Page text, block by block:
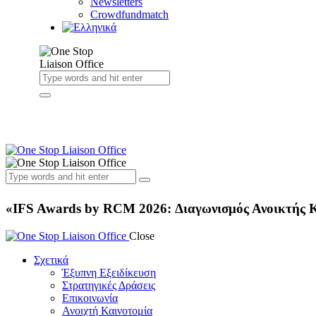
Crowdfundmatch
«IFS Awards by RCM 2026: Διαγωνισμός Ανοικτής
Close
Σχετικά
Έξυπνη Εξειδίκευση
Στρατηγικές Δράσεις
Επικοινωνία
Ανοιχτή Καινοτομία